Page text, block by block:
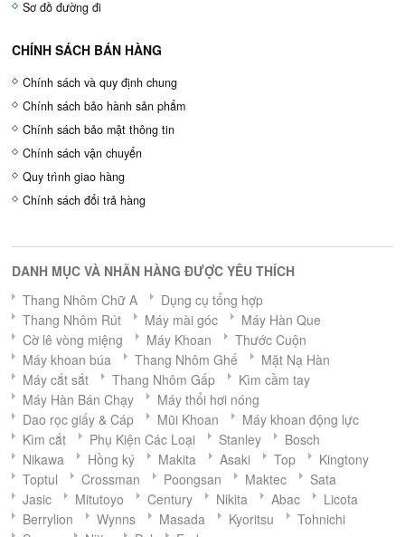
Sơ đồ đường đi
CHÍNH SÁCH BÁN HÀNG
Chính sách và quy định chung
Chính sách bảo hành sản phẩm
Chính sách bảo mật thông tin
Chính sách vận chuyển
Quy trình giao hàng
Chính sách đổi trả hàng
DANH MỤC VÀ NHÃN HÀNG ĐƯỢC YÊU THÍCH
Thang Nhôm Chữ A
Dụng cụ tổng hợp
Thang Nhôm Rút
Máy mài góc
Máy Hàn Que
Cờ lê vòng miệng
Máy Khoan
Thước Cuộn
Máy khoan búa
Thang Nhôm Ghế
Mặt Nạ Hàn
Máy cắt sắt
Thang Nhôm Gấp
Kìm cầm tay
Máy Hàn Bán Chạy
Máy thổi hơi nóng
Dao rọc giấy & Cáp
Mũi Khoan
Máy khoan động lực
Kìm cắt
Phụ Kiện Các Loại Stanley
Bosch
Nikawa
Hồng ký Makita Asaki Top
Kingtony
Toptul
Crossman Poongsan Maktec
Sata
Jasic
Mitutoyo Century Nikita Abac
Licota
Berrylion
Wynns Masada Kyoritsu
Tohnichi